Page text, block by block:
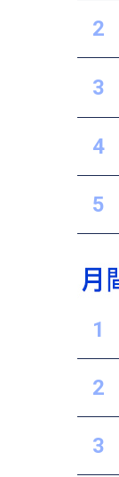
2
3
4
5
1
2
3